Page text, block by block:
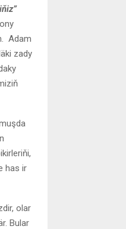
Adam
zady
has ir
olar
Bular